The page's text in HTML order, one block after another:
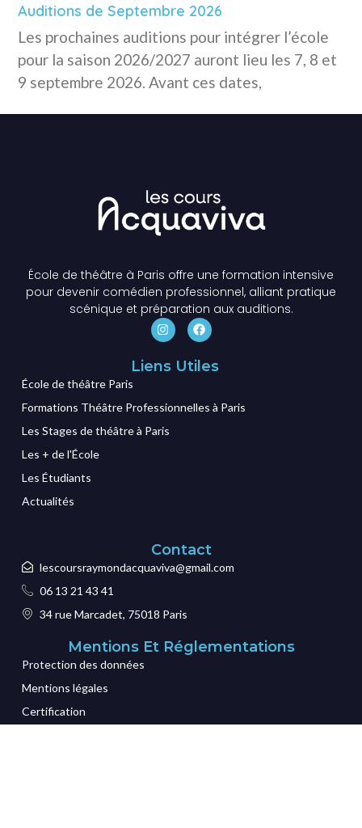
Auditions de Septembre 2026
Les prochaines auditions pour intégrer l’école
pour la saison 2026/2027 auront lieu les 7, 8 et
9 septembre 2026. Avant ces dates,
École de théâtre à Paris offre une formation intensive
pour devenir comédien professionnel, alliant pratique
scénique et préparation aux auditions.
Liens Utiles
École de théâtre Paris
Formations Théâtre Professionnelles à Paris
Les Stages de théâtre à Paris
Les + de l'École
Les Étudiants
Actualités
Contact
lescoursraymondacquaviva@gmail.com
06 13 21 43 41
34 rue Marcadet, 75018 Paris
Mentions Et Réglementations
Protection des données
Mentions légales
Certification